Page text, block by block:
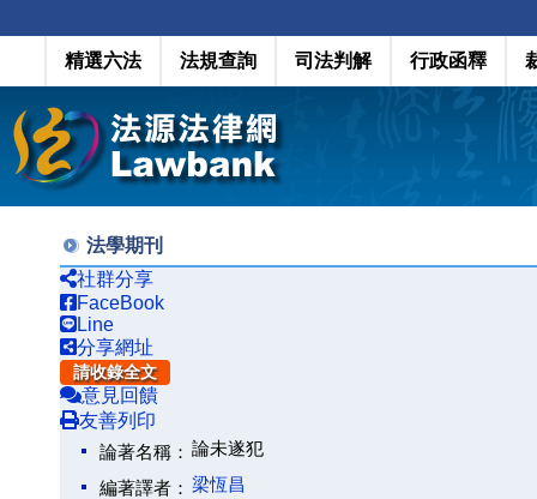
精選六法 法規查詢 司法判解 行政函釋
法學期刊
社群分享
FaceBook
Line
分享網址
請收錄全文
意見回饋
友善列印
論著名稱： 論未遂犯
編著譯者： 梁恆昌